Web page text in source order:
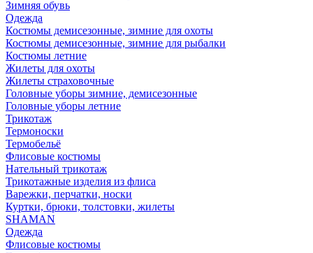
Зимняя обувь
Одежда
Костюмы демисезонные, зимние для охоты
Костюмы демисезонные, зимние для рыбалки
Костюмы летние
Жилеты для охоты
Жилеты страховочные
Головные уборы зимние, демисезонные
Головные уборы летние
Трикотаж
Термоноски
Термобельё
Флисовые костюмы
Нательный трикотаж
Трикотажные изделия из флиса
Варежки, перчатки, носки
Куртки, брюки, толстовки, жилеты
SHAMAN
Одежда
Флисовые костюмы